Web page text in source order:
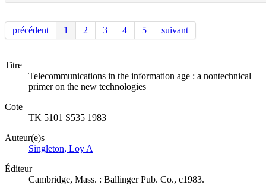
précédent 1 2 3 4 5 suivant
Titre
Telecommunications in the information age : a nontechnical
primer on the new technologies
Cote
TK 5101 S535 1983
Auteur(e)s
Singleton, Loy A
Éditeur
Cambridge, Mass. : Ballinger Pub. Co., c1983.